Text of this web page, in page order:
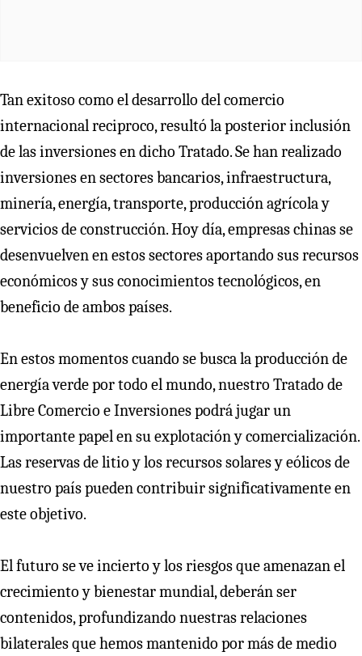
Tan exitoso como el desarrollo del comercio
internacional reciproco, resultó la posterior inclusión
de las inversiones en dicho Tratado. Se han realizado
inversiones en sectores bancarios, infraestructura,
minería, energía, transporte, producción agrícola y
servicios de construcción. Hoy día, empresas chinas se
desenvuelven en estos sectores aportando sus recursos
económicos y sus conocimientos tecnológicos, en
beneficio de ambos países.
En estos momentos cuando se busca la producción de
energía verde por todo el mundo, nuestro Tratado de
Libre Comercio e Inversiones podrá jugar un
importante papel en su explotación y comercialización.
Las reservas de litio y los recursos solares y eólicos de
nuestro país pueden contribuir significativamente en
este objetivo.
El futuro se ve incierto y los riesgos que amenazan el
crecimiento y bienestar mundial, deberán ser
contenidos, profundizando nuestras relaciones
bilaterales que hemos mantenido por más de medio